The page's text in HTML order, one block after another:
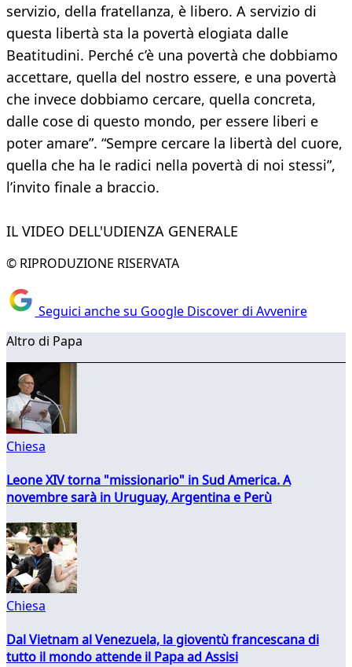
servizio, della fratellanza, è libero. A servizio di
questa libertà sta la povertà elogiata dalle
Beatitudini. Perché c’è una povertà che dobbiamo
accettare, quella del nostro essere, e una povertà
che invece dobbiamo cercare, quella concreta,
dalle cose di questo mondo, per essere liberi e
poter amare”. “Sempre cercare la libertà del cuore,
quella che ha le radici nella povertà di noi stessi”,
l’invito finale a braccio.
IL VIDEO DELL'UDIENZA GENERALE
© RIPRODUZIONE RISERVATA
Seguici anche su Google Discover di Avvenire
Altro di Papa
Chiesa
Leone XIV torna "missionario" in Sud America. A
novembre sarà in Uruguay, Argentina e Perù
Chiesa
Dal Vietnam al Venezuela, la gioventù francescana di
tutto il mondo attende il Papa ad Assisi